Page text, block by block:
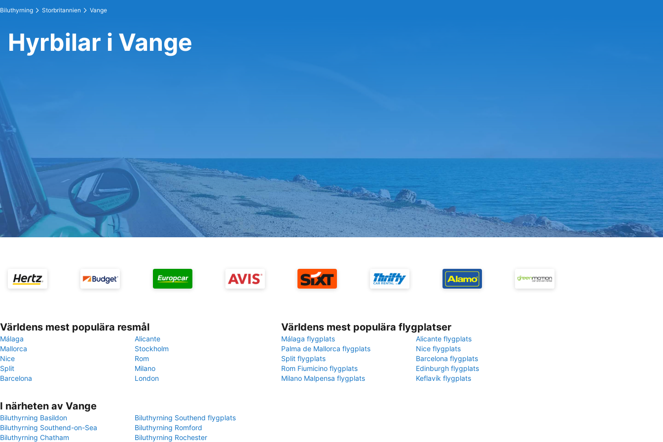
Biluthyrning Storbritannien Vange
Hyrbilar i Vange
Världens mest populära resmål
Málaga
Alicante
Mallorca
Stockholm
Nice
Rom
Split
Milano
Barcelona
London
Världens mest populära flygplatser
Málaga flygplats
Alicante flygplats
Palma de Mallorca flygplats
Nice flygplats
Split flygplats
Barcelona flygplats
Rom Fiumicino flygplats
Edinburgh flygplats
Milano Malpensa flygplats
Keflavík flygplats
I närheten av Vange
Biluthyrning Basildon
Biluthyrning Southend flygplats
Biluthyrning Southend-on-Sea
Biluthyrning Romford
Biluthyrning Chatham
Biluthyrning Rochester